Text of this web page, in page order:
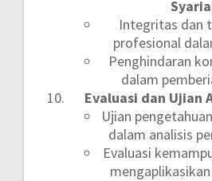
Integritas dan
profesional
Penghindaran
dalam
Evaluasi dan Ujian
Ujian
dalam analisis
Evaluasi